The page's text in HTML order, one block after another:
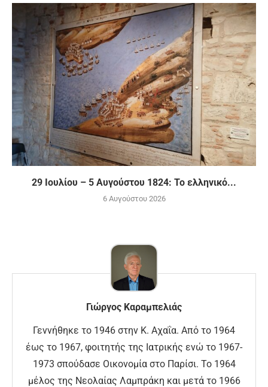
29 Ιουλίου – 5 Αυγούστου 1824: Το ελληνικό...
6 Αυγούστου 2026
Γιώργος Καραμπελιάς
Γεννήθηκε το 1946 στην Κ. Αχαΐα. Από το 1964
έως το 1967, φοιτητής της Ιατρικής ενώ το 1967-
1973 σπούδασε Οικονομία στο Παρίσι. Το 1964
μέλος της Νεολαίας Λαμπράκη και μετά το 1966